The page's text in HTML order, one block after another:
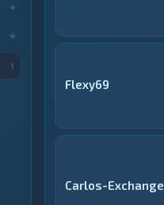
Flexy69
Carlos-Exchange
★
★
1